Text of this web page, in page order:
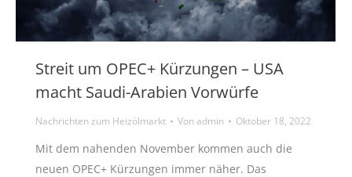
Streit um OPEC+ Kürzungen – USA
macht Saudi-Arabien Vorwürfe
Nachrichten zum Heizölmarkt Vonadmin Oktober 18, 2022
Mit dem nahenden November kommen auch die
neuen OPEC+ Kürzungen immer näher. Das